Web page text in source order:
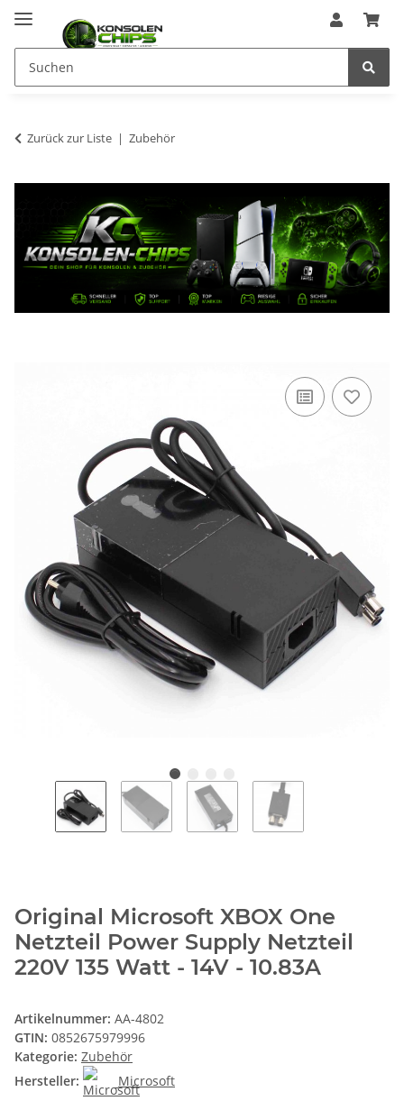
Zurück zur Liste Zubehör
Original Microsoft XBOX One
Netzteil Power Supply Netzteil
220V 135 Watt - 14V - 10.83A
Artikelnummer: AA-4802
GTIN: 0852675979996
Kategorie: Zubehör
Hersteller:
Microsoft